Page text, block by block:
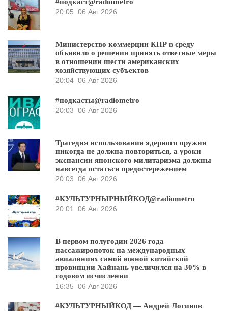
#подкаст@radiometro
20:05 06 Авг 2026
Министерство коммерции КНР в среду
объявило о решении принять ответные меры
в отношении шести американских
хозяйствующих субъектов
20:04 06 Авг 2026
#подкасты@radiometro
20:03 06 Авг 2026
Трагедия использования ядерного оружия
никогда не должна повториться, а уроки
экспансии японского милитаризма должны
навсегда остаться предостережением
20:03 06 Авг 2026
#КУЛЬТУРНЫРНЫЙКОД@radiometro
20:01 06 Авг 2026
В первом полугодии 2026 года
пассажиропоток на международных
авиалиниях самой южной китайской
провинции Хайнань увеличился на 30% в
годовом исчислении
16:35 06 Авг 2026
#КУЛЬТУРНЫЙКОД — Андрей Логинов